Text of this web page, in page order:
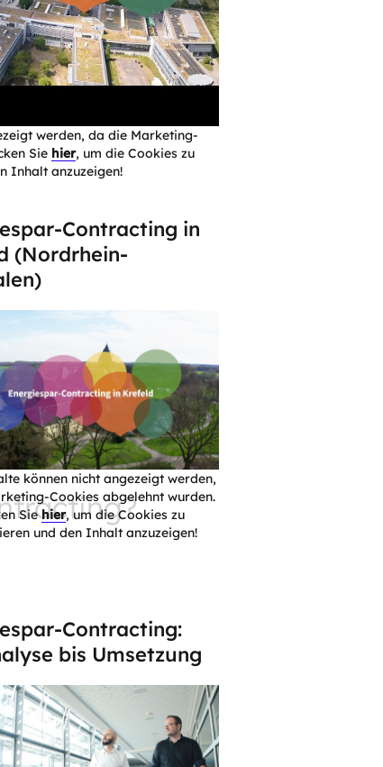
werden, da die Marketing-
Sie hier, um die Cookies zu
Inhalt anzuzeigen!
Contracting in
(Nordrhein-
können nicht angezeigt werden,
Cookies abgelehnt wurden.
Siehier, um die Cookies zu
und den Inhalt anzuzeigen!
Contracting:
bis Umsetzung